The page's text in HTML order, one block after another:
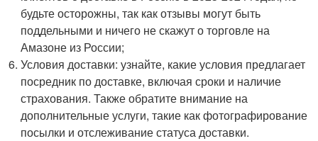
будьте осторожны, так как отзывы могут быть
поддельными и ничего не скажут о торговле на
Амазоне из России;
Условия доставки: узнайте, какие условия предлагает
посредник по доставке, включая сроки и наличие
страхования. Также обратите внимание на
дополнительные услуги, такие как фотографирование
посылки и отслеживание статуса доставки.